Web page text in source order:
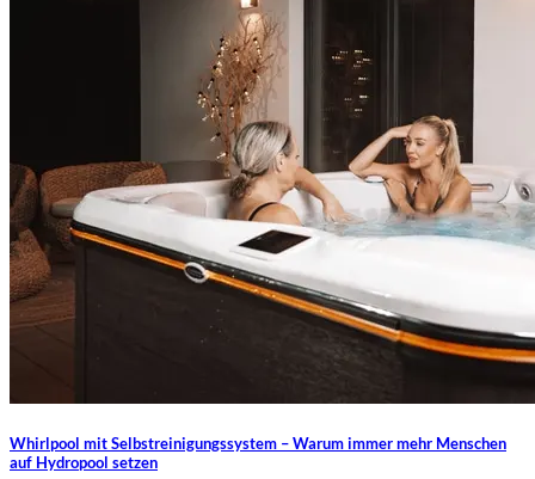
Whirlpool mit Selbstreinigungssystem – Warum immer mehr Menschen
auf Hydropool setzen